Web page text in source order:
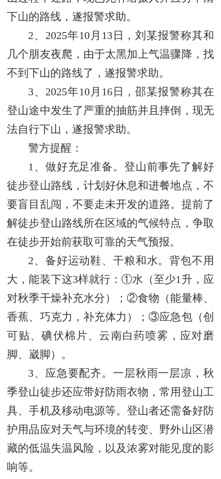
下山的路线，遂报警求助。
2、2025年10月13日，刘某报警称其和
几个朋友夜爬，由于太黑加上气温骤降，找
不到下山的路线了，遂报警求助。
3、2025年10月16日，邵某报警称其在
登山途中发生了严重的抽筋并且摔倒，现无
法自行下山，遂报警求助。
警方提醒：
1、做好充足准备。登山前事先了解好
徒步登山路线，计划好休息和进餐地点，不
要盲目乱闯，不要走未开发的道路。提前了
解徒步登山路线所在区域的气候特点，争取
在徒步开始前获取可靠的天气预报。
2、备好运动鞋、干粮和水。背包不用
大，能装下这3样就行：①水（至少1升，应
对秋季干燥补充水分）；②食物（能量棒、
香蕉、巧克力，补充体力）；③应急包（创
可贴、碘伏棉片、云南白药喷雾，应对磨
脚、崴脚）。
3、应急要配齐。一层秋雨一层凉，秋
季登山徒步还应带好防雨衣物，常用登山工
具、手机及移动电源等。登山者还需备好防
护用品应对天气与环境的转变、野外山区潜
藏的低温失温风险，以及浓雾对能见度的影
响等。